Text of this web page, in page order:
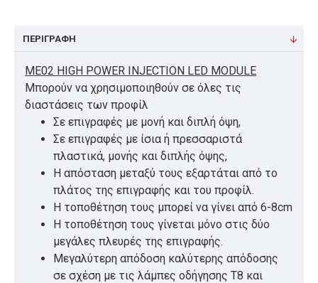
ΠΕΡΙΓΡΑΦΉ
ME02 HIGH POWER INJECTION LED MODULE
Μπορούν να χρησιμοποιηθούν σε όλες τις
διαστάσεις των προφίλ
Σε επιγραφές με μονή και διπλή όψη,
Σε επιγραφές με ίσια ή πρεσσαριστά
πλαστικά, μονής και διπλής όψης,
Η απόσταση μεταξύ τους εξαρτάται από το
πλάτος της επιγραφής και του προφίλ.
Η τοποθέτηση τους μπορεί να γίνει από 6-8cm
Η τοποθέτηση τους γίνεται μόνο στις δύο
μεγάλες πλευρές της επιγραφής.
Μεγαλύτερη απόδοση καλύτερης απόδοσης
σε σχέση με τις λάμπες οδήγησης T8 και